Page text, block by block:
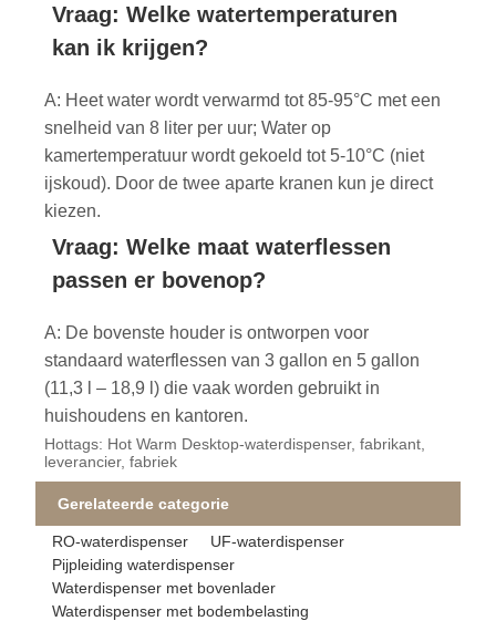
Vraag: Welke watertemperaturen
kan ik krijgen?
A: Heet water wordt verwarmd tot 85-95°C met een
snelheid van 8 liter per uur; Water op
kamertemperatuur wordt gekoeld tot 5-10°C (niet
ijskoud). Door de twee aparte kranen kun je direct
kiezen.
Vraag: Welke maat waterflessen
passen er bovenop?
A: De bovenste houder is ontworpen voor
standaard waterflessen van 3 gallon en 5 gallon
(11,3 l – 18,9 l) die vaak worden gebruikt in
huishoudens en kantoren.
Hottags: Hot Warm Desktop-waterdispenser, fabrikant,
leverancier, fabriek
Gerelateerde categorie
RO-waterdispenser
UF-waterdispenser
Pijpleiding waterdispenser
Waterdispenser met bovenlader
Waterdispenser met bodembelasting